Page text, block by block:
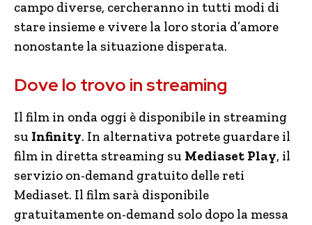
campo diverse, cercheranno in tutti modi di
stare insieme e vivere la loro storia d’amore
nonostante la situazione disperata.
Dove lo trovo in streaming
Il film in onda oggi è disponibile in streaming
su Infinity. In alternativa potrete guardare il
film in diretta streaming su Mediaset Play, il
servizio on-demand gratuito delle reti
Mediaset. Il film sarà disponibile
gratuitamente on-demand solo dopo la messa